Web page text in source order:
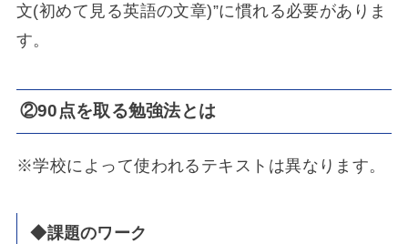
文(初めて見る英語の文章)”に慣れる必要がありま
す。
②90点を取る勉強法とは
※学校によって使われるテキストは異なります。
◆課題のワーク